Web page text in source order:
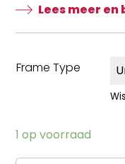
Lees meer
Frame Type
1 op voorraad